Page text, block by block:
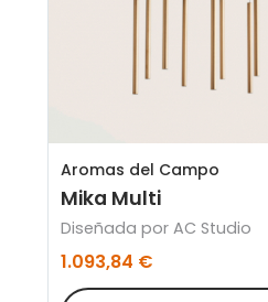
Aromas del Campo
Mika Multi
Diseñada por AC Studio
1.093,84 €